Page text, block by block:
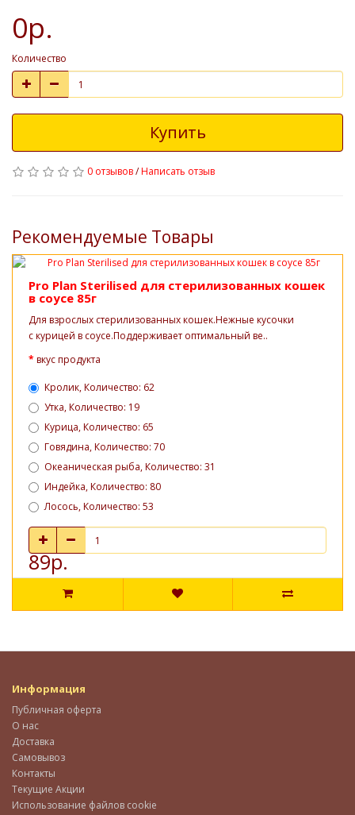
0р.
Количество
Купить
0 отзывов/Написать отзыв
Рекомендуемые Товары
Pro Plan Sterilised для стерилизованных кошек
в соусе 85г
Для взрослых стерилизованных кошек.Нежные кусочки
с курицей в соусе.Поддерживает оптимальный ве..
вкус продукта
Кролик, Количество: 62
Утка, Количество: 19
Курица, Количество: 65
Говядина, Количество: 70
Океаническая рыба, Количество: 31
Индейка, Количество: 80
Лосось, Количество: 53
89р.
Информация
Публичная оферта
О нас
Доставка
Самовывоз
Контакты
Текущие Акции
Использование файлов cookie